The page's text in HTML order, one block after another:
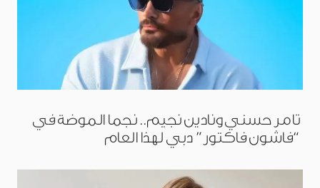
تامر حسني ونادين نجيم.. نجما الموضة في
“فاشون فاكتور” دبي لهذا العام